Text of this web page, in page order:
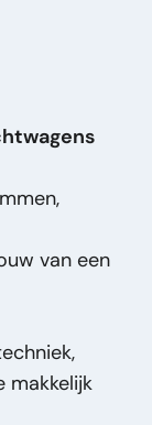
as -
as -
van een
makkelijk